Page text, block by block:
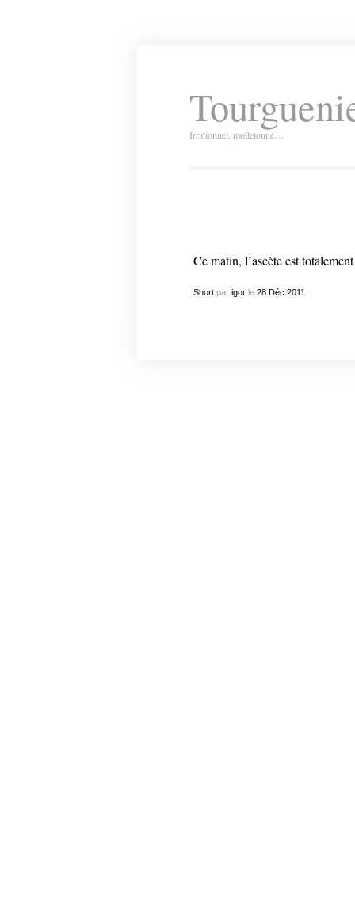
Irrationnel, molletonné…
Ce matin, l’ascète est
Shortpar igorle 28 Déc 2011